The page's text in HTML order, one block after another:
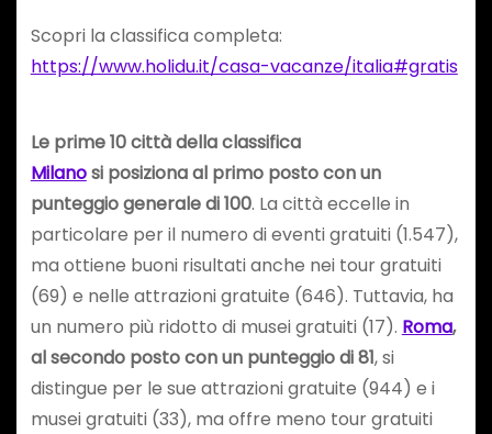
Scopri la classifica completa:
https://www.holidu.it/casa-vacanze/italia#gratis
Le prime 10 città della classifica
Milanosi posiziona al primo posto con un
punteggio generale di 100. La città eccelle in
particolare per il numero di eventi gratuiti (1.547),
ma ottiene buoni risultati anche nei tour gratuiti
(69) e nelle attrazioni gratuite (646). Tuttavia, ha
un numero più ridotto di musei gratuiti (17). Roma,
al secondo posto con un punteggio di 81, si
distingue per le sue attrazioni gratuite (944) e i
musei gratuiti (33), ma offre meno tour gratuiti